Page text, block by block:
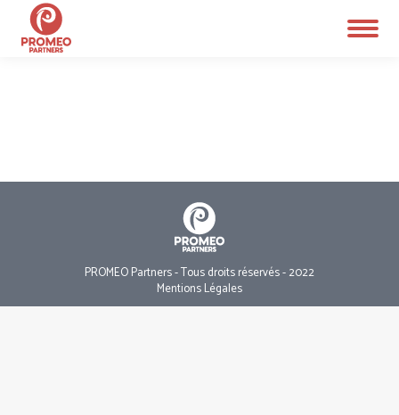
PROMEO Partners - Tous droits réservés - 2022
Mentions Légales